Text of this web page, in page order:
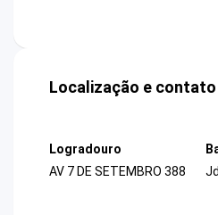
Localização e
Logradouro
AV 7 DE SETEMBRO 388